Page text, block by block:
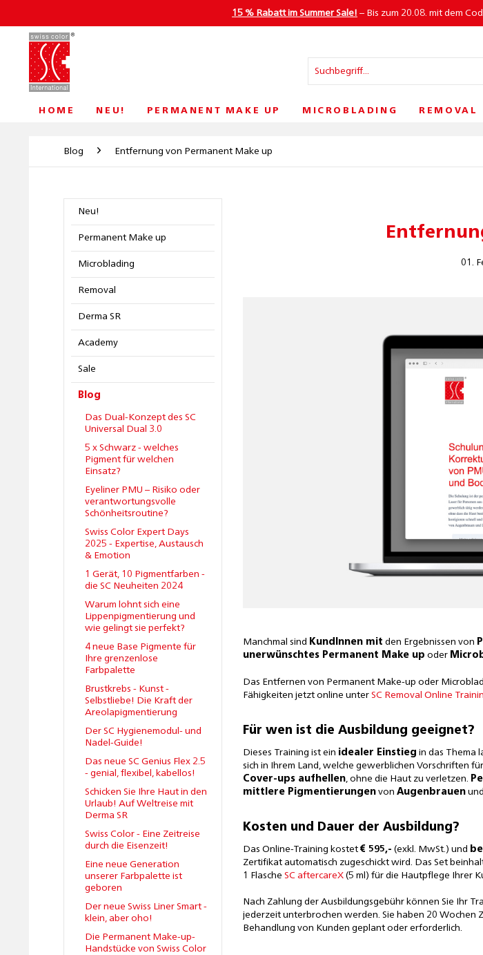
15 % Rabatt im Summer Sale! – Bis zum 20.08. mit dem
HOME NEU! PERMANENT MAKE UP MICROBLADING REMOVAL
Blog Entfernung von Permanent Make up
Neu!
Permanent Make up
Microblading
Removal
Derma SR
Academy
Sale
Blog
Das Dual-Konzept des SC
Universal Dual 3.0
5 x Schwarz - welches
Pigment für welchen
Einsatz?
Eyeliner PMU – Risiko oder
verantwortungsvolle
Schönheitsroutine?
Swiss Color Expert Days
2025 - Expertise, Austausch
& Emotion
1 Gerät, 10 Pigmentfarben -
die SC Neuheiten 2024
Warum lohnt sich eine
Lippenpigmentierung und
wie gelingt sie perfekt?
4 neue Base Pigmente für
Ihre grenzenlose
Farbpalette
Brustkrebs - Kunst -
Selbstliebe! Die Kraft der
Areolapigmentierung
Der SC Hygienemodul- und
Nadel-Guide!
Das neue SC Genius Flex 2.5
- genial, flexibel, kabellos!
Schicken Sie Ihre Haut in den
Urlaub! Auf Weltreise mit
Derma SR
Swiss Color - Eine Zeitreise
durch die Eisenzeit!
Eine neue Generation
unserer Farbpalette ist
geboren
Der neue Swiss Liner Smart -
klein, aber oho!
Die Permanent Make-up-
Handstücke von Swiss Color
01.
Manchmal sind KundInnen mit den Ergebnissen von
unerwünschtes Permanent Make up oder
Das Entfernen von Permanent Make-up oder
Fähigkeiten jetzt online unter SC Removal Online
Für wen ist die Ausbildung geeignet?
Dieses Training ist ein idealer Einstieg in das Thema
sich in Ihrem Land, welche gewerblichen Vorschriften
Cover-ups aufhellen, ohne die Haut zu verletzen.
mittlere Pigmentierungen von Augenbrauen und
Kosten und Dauer der Ausbildung?
Das Online-Training kostet € 595,- (exkl. MwSt.) und
Zertifikat automatisch zugeschickt wird. Das Set
1 Flasche SC aftercareX (5 ml) für die Hautpflege Ihrer
Nach Zahlung der Ausbildungsgebühr können Sie Ihr
jederzeit unterbrochen werden. Sie haben 20 Wochen
Behandlung von Kunden geplant oder erforderlich.